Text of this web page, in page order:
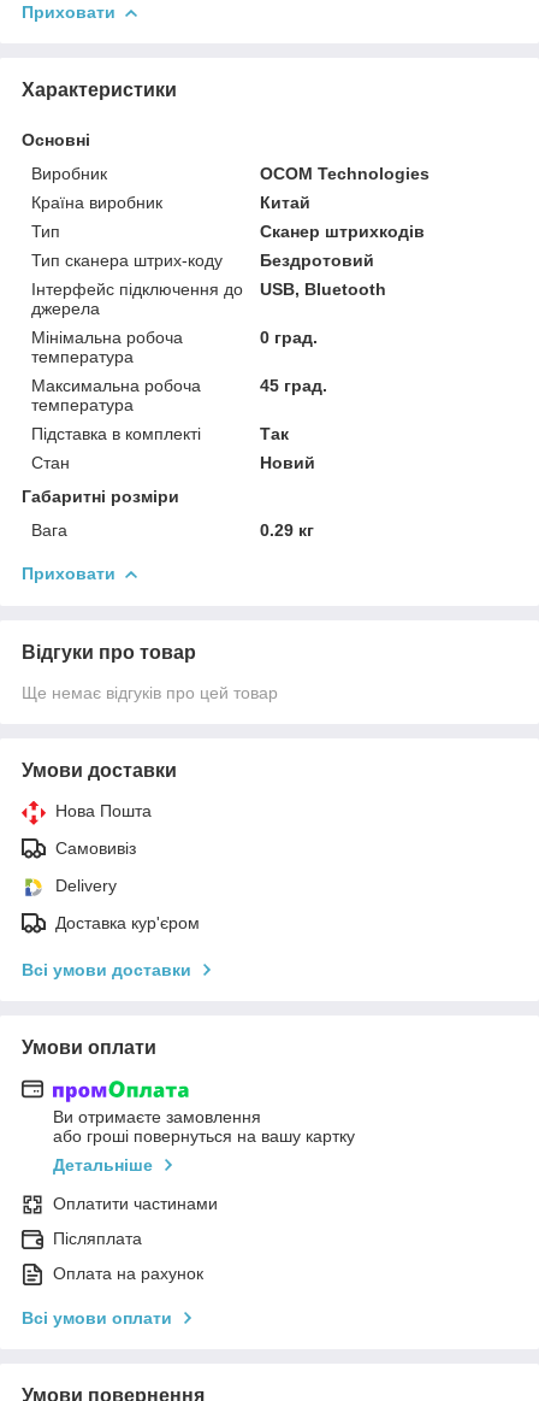
Приховати
Характеристики
Основні
Виробник
OCOM Technologies
Країна виробник
Китай
Тип
Сканер штрихкодів
Тип сканера штрих-коду
Бездротовий
Інтерфейс підключення до
джерела
USB, Bluetooth
Мінімальна робоча
температура
0 град.
Максимальна робоча
температура
45 град.
Підставка в комплекті
Так
Стан
Новий
Габаритні розміри
Вага
0.29 кг
Приховати
Відгуки про товар
Ще немає відгуків про цей товар
Умови доставки
Нова Пошта
Самовивіз
Delivery
Доставка кур'єром
Всі умови доставки
Умови оплати
Ви отримаєте замовлення
або гроші повернуться на вашу картку
Детальніше
Оплатити частинами
Післяплата
Оплата на рахунок
Всі умови оплати
Умови повернення